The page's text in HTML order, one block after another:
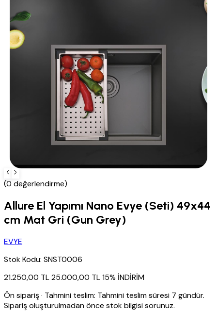
(0 değerlendirme)
Allure El Yapımı Nano Evye (Seti) 49x44
cm Mat Gri (Gun Grey)
EVYE
Stok Kodu: SNST0006
21.250,00 TL25.000,00 TL15% İNDİRİM
Ön sipariş· Tahmini teslim: Tahmini teslim süresi 7 gündür.
Sipariş oluşturulmadan önce stok bilgisi sorunuz.